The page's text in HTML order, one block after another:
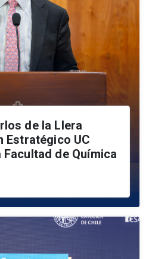
de la Llera
Estratégico UC
Facultad de Química